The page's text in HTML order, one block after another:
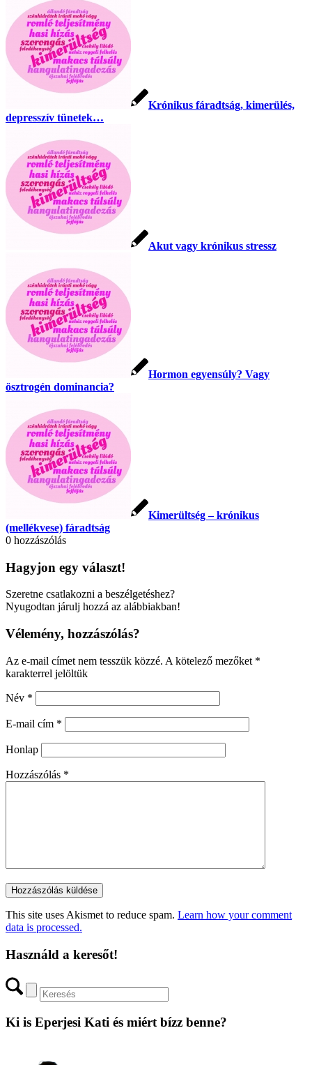
Krónikus fáradtság, kimerülés,
depresszív tünetek…
Akut vagy krónikus stressz
Hormon egyensúly? Vagy
ösztrogén dominancia?
Kimerültség – krónikus
(mellékvese) fáradtság
0 hozzászólás
Hagyjon egy választ!
Szeretne csatlakozni a beszélgetéshez?
Nyugodtan járulj hozzá az alábbiakban!
Vélemény, hozzászólás?
Az e-mail címet nem tesszük közzé. A kötelező mezőket *
karakterrel jelöltük
Név *
E-mail cím *
Honlap
Hozzászólás *
This site uses Akismet to reduce spam. Learn how your comment
data is processed.
Használd a keresőt!
Ki is Eperjesi Kati és miért bízz benne?